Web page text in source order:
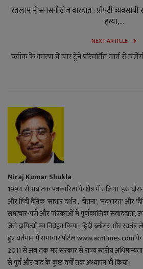
रतलाम में सनसनीखेज वारदात : प्रॉपर्टी
हत्या,...
NEXT ARTICLE
ब्‍लॉक के कारण ये चार ट्रेनें परिवर्तित मार्ग से
Niraj Kumar Shukla
1994 से अब तक पत्रकारिता के क्षेत्र में सक्रिय। इस
और हिंदी दैनिक 'साभार दर्शन', 'चेतना', 'नवभारत' और
समाचार-पत्रों और पत्रिकाओं में पूर्णकालिक
जैसे दायित्वों का निर्वहन किया। हिंदी ब्लॉगर और
हुए वर्तमान में समाचार पोर्टल www.acntimes.com
2011 से अब तक मप्र सरकार से राज्य स्तरीय अधिमान्यता
से पूर्व और बाद के कुछ वर्षों तक अध्यापन भी किया।